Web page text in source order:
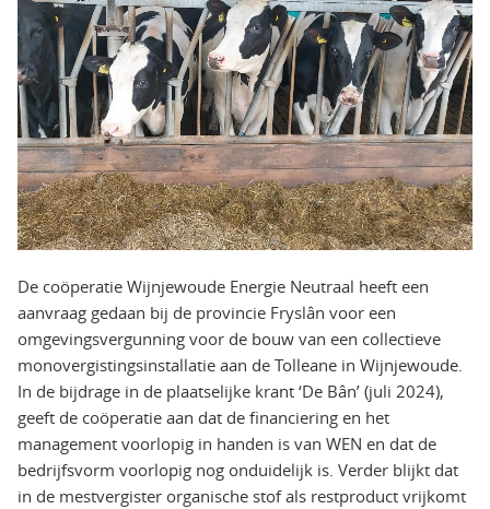
De coöperatie Wijnjewoude Energie Neutraal heeft een
aanvraag gedaan bij de provincie Fryslân voor een
omgevingsvergunning voor de bouw van een collectieve
monovergistingsinstallatie aan de Tolleane in Wijnjewoude.
In de bijdrage in de plaatselijke krant ‘De Bân’ (juli 2024),
geeft de coöperatie aan dat de financiering en het
management voorlopig in handen is van WEN en dat de
bedrijfsvorm voorlopig nog onduidelijk is. Verder blijkt dat
in de mestvergister organische stof als restproduct vrijkomt